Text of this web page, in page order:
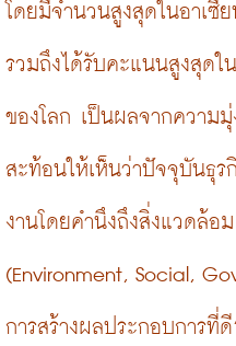
โดยมีจำนวนสูงสุดในอาเซี
รวมถึงได้รับคะแนนสูงสุดใ
ของโลก เป็นผลจากความ
สะท้อนให้เห็นว่าปัจจุบันธุร
งานโดยคำนึงถึงสิ่งแวดล้
(Environment, Social,
การสร้างผลประกอบการที่ดี